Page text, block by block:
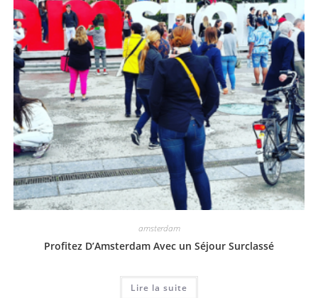
amsterdam
Profitez D’Amsterdam Avec un Séjour Surclassé
Lire la suite